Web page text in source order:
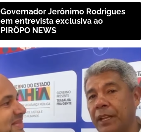
Governador Jerônimo Rodrigues
em entrevista exclusiva ao
PIRÔPO NEWS